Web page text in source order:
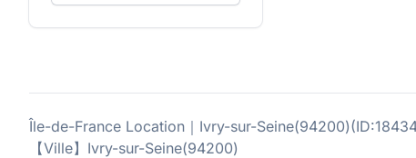
Île-de-France Location｜Ivry-sur-
【Ville】Ivry-sur-Seine(94200)